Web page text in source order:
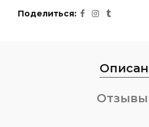
Поделиться
Отзывы